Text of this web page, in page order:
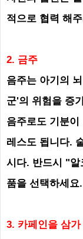
적으로 협력 해
2. 금주
음주는 아기의
군'의 위험을 증
음주로도 기분
레스도 됩니다.
시다. 반드시 "알
품을 선택하세요.
3. 카페인을 삼가